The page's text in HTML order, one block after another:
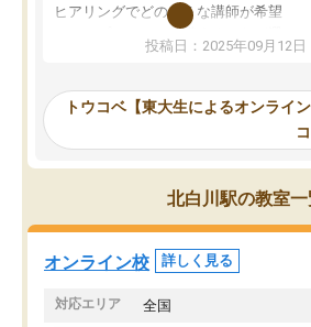
ヒアリングでどのような講師が希望
か、オプションは付帯するかなど選ぶ
事が出来ました。
ーティングを行い、その講師で良いか
見てから講師を決定する事ができま
す。
うちの子は、初回面談の講師の方で決
オンラインツールを使用した単語帳の
共有があり宿題もそちらで出される形
でした。
投稿日：2025年09月12日
トウコベ【東大生によるオンライ
北白川駅の教室
オンライン校 詳しく見る
対応エリア 全国